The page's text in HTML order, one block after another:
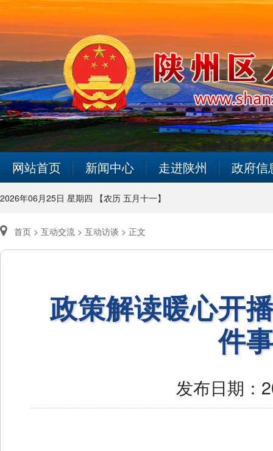
网站首页 新闻中心 走进陕州 政府信
2026年06月25日 星期四 【农历 五月十一】
首页 > 互动交流 > 互动访谈 > 正文
政策解读暖心开
件
发布日期：